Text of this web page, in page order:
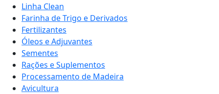
Linha Clean
Farinha de Trigo e Derivados
Fertilizantes
Óleos e Adjuvantes
Sementes
Rações e Suplementos
Processamento de Madeira
Avicultura